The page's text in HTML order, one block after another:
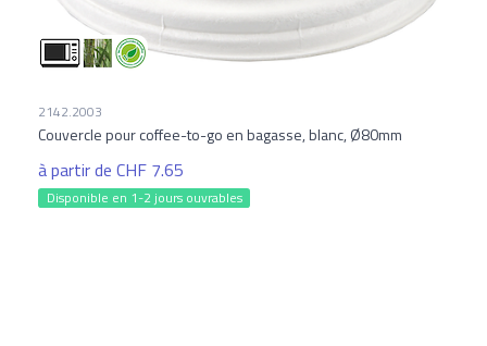
2142.2003
Couvercle pour coffee-to-go en bagasse, blanc, Ø80mm
à partir de CHF 7.65
Disponible en 1-2 jours ouvrables